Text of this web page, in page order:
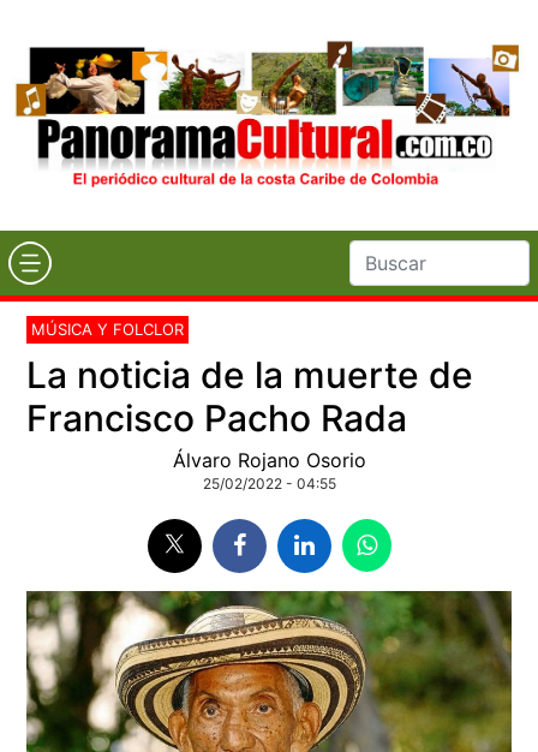
MÚSICA Y FOLCLOR
La noticia de la muerte de
Francisco Pacho Rada
Álvaro Rojano Osorio
25/02/2022 - 04:55